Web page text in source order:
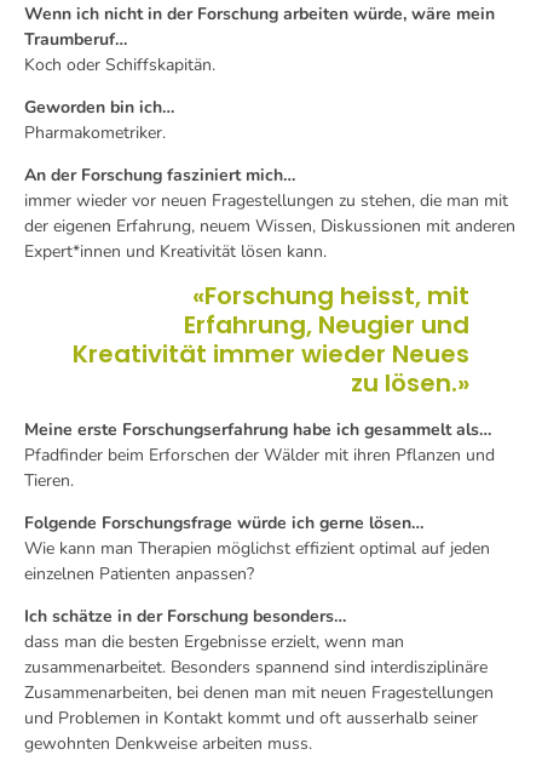
Wenn ich nicht in der Forschung arbeiten würde, wäre mein
Traumberuf…
Koch oder Schiffskapitän.
Geworden bin ich…
Pharmakometriker.
An der Forschung fasziniert mich…
immer wieder vor neuen Fragestellungen zu stehen, die man mit
der eigenen Erfahrung, neuem Wissen, Diskussionen mit anderen
Expert*innen und Kreativität lösen kann.
«Forschung heisst, mit
Erfahrung, Neugier und
Kreativität immer wieder Neues
zu lösen.»
Meine erste Forschungserfahrung habe ich gesammelt als…
Pfadfinder beim Erforschen der Wälder mit ihren Pflanzen und
Tieren.
Folgende Forschungsfrage würde ich gerne lösen…
Wie kann man Therapien möglichst effizient optimal auf jeden
einzelnen Patienten anpassen?
Ich schätze in der Forschung besonders…
dass man die besten Ergebnisse erzielt, wenn man
zusammenarbeitet. Besonders spannend sind interdisziplinäre
Zusammenarbeiten, bei denen man mit neuen Fragestellungen
und Problemen in Kontakt kommt und oft ausserhalb seiner
gewohnten Denkweise arbeiten muss.